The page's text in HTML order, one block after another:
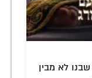
לא מבין